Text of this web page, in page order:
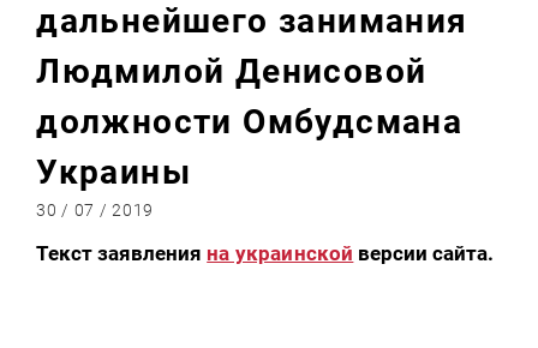
дальнейшего занимания
Людмилой Денисовой
должности Омбудсмана
Украины
30 / 07 / 2019
Текст заявления на украинской версии сайта.